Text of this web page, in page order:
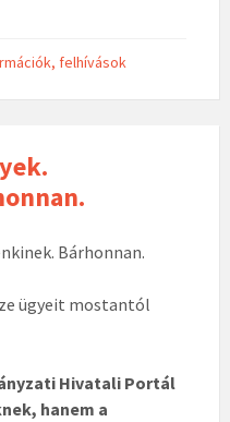
felhívások
Bárhonnan.
ügyeit mostantól
Hivatali Portál
hanem a